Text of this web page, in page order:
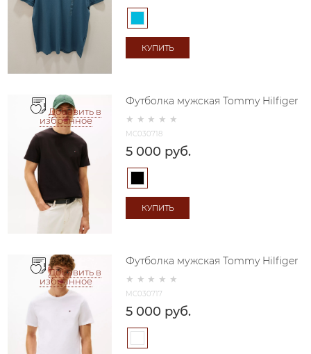
КУПИТЬ
Добавить в
избранное
MC030718
Футболка мужская Tommy Hilfiger
5 000 руб.
КУПИТЬ
Добавить в
избранное
MC030717
Футболка мужская Tommy Hilfiger
5 000 руб.